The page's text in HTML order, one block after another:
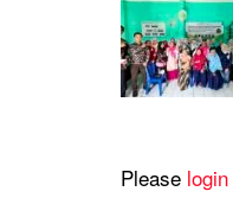
Please login